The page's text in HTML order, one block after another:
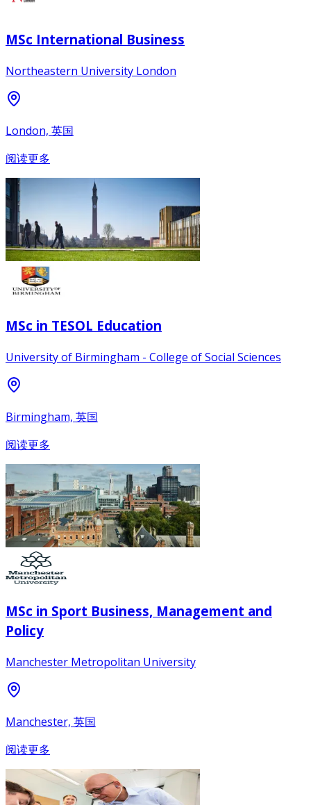
MSc International Business
Northeastern University London
London, 英国
阅读更多
MSc in TESOL Education
University of Birmingham - College of Social Sciences
Birmingham, 英国
阅读更多
MSc in Sport Business, Management and
Policy
Manchester Metropolitan University
Manchester, 英国
阅读更多